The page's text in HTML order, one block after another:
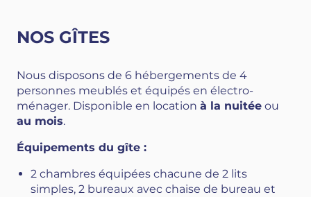
NOS GÎTES
Nous disposons de 6 hébergements de 4
personnes meublés et équipés en électro-
ménager. Disponible en location à la nuitée ou
au mois.
Équipements du gîte :
2 chambres équipées chacune de 2 lits
simples, 2 bureaux avec chaise de bureau et